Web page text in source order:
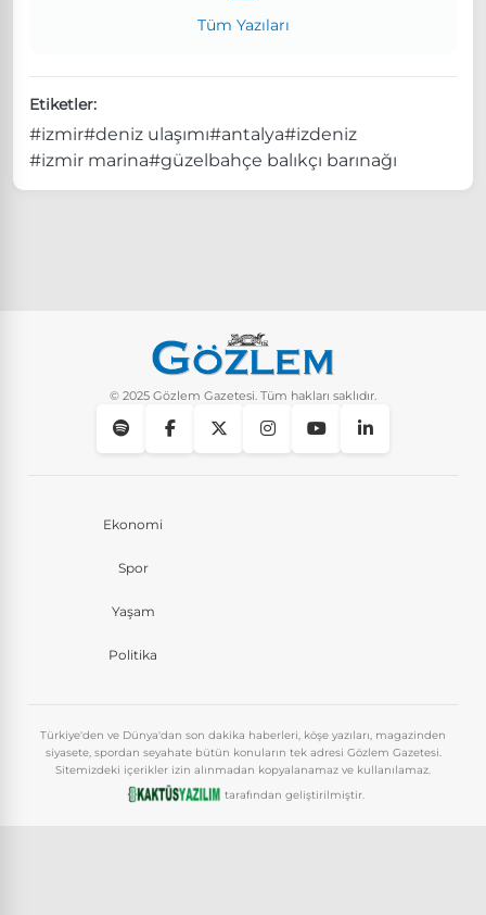
Tüm Yazıları
Etiketler:
#izmir#deniz ulaşımı#antalya#izdeniz
#izmir marina#güzelbahçe balıkçı barınağı
© 2025 Gözlem Gazetesi. Tüm hakları saklıdır.
Ekonomi
Spor
Yaşam
Politika
Türkiye'den ve Dünya'dan son dakika haberleri, köşe yazıları, magazinden
siyasete, spordan seyahate bütün konuların tek adresi Gözlem Gazetesi.
Sitemizdeki içerikler izin alınmadan kopyalanamaz ve kullanılamaz.
tarafından geliştirilmiştir.